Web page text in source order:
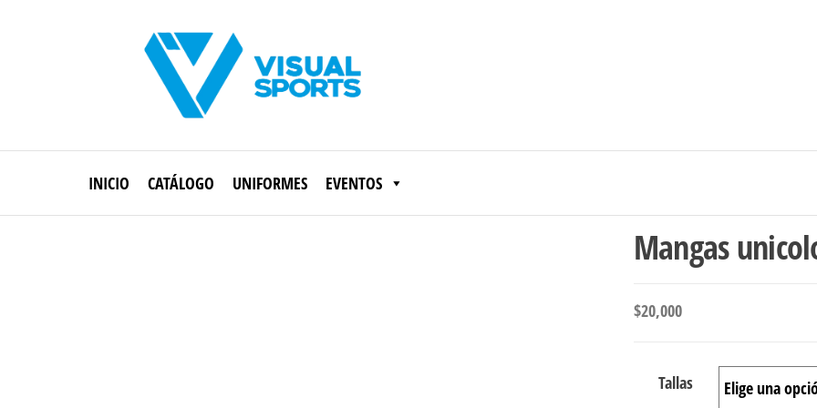
INICIO CATÁLOGO UNIFORMES EVENTOS
Mangas
$20,000
Tallas